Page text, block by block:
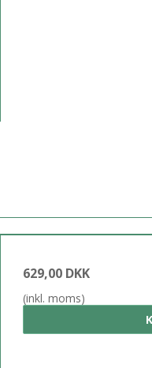
629,00 DKK
(inkl. moms)